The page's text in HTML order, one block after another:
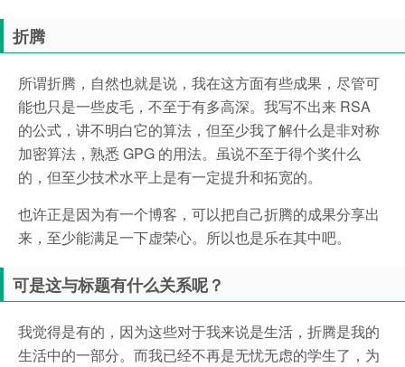
折腾
所谓折腾，自然也就是说，我在这方面有些成果，尽管可
能也只是一些皮毛，不至于有多高深。我写不出来 RSA
的公式，讲不明白它的算法，但至少我了解什么是非对称
加密算法，熟悉 GPG 的用法。虽说不至于得个奖什么
的，但至少技术水平上是有一定提升和拓宽的。
也许正是因为有一个博客，可以把自己折腾的成果分享出
来，至少能满足一下虚荣心。所以也是乐在其中吧。
可是这与标题有什么关系呢？
我觉得是有的，因为这些对于我来说是生活，折腾是我的
生活中的一部分。而我已经不再是无忧无虑的学生了，为